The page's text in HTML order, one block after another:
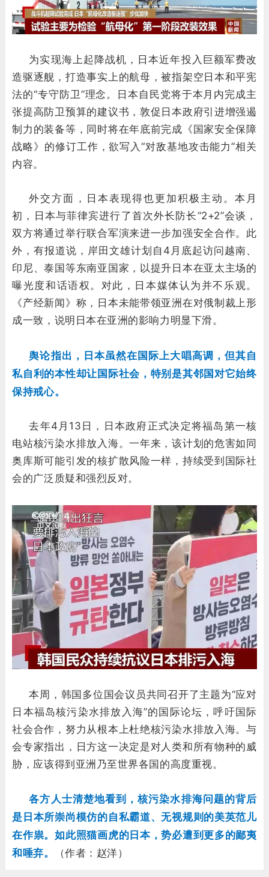
为实现海上起降战机，日本近年投入巨额军费改
造驱逐舰，打造事实上的航母，被指架空日本和平宪
法的“专守防卫”理念。日本自民党将于本月内完成主
张提高防卫预算的建议书，敦促日本政府引进增强遏
制力的装备等，同时将在年底前完成《国家安全保障
战略》的修订工作，欲写入“对敌基地攻击能力”相关
内容。
外交方面，日本表现得也更加积极主动。本月
初，日本与菲律宾进行了首次外长防长“2+2”会谈，
双方将通过举行联合军演来进一步加强安全合作。此
外，有报道说，岸田文雄计划自4月底起访问越南、
印尼、泰国等东南亚国家，以提升日本在亚太主场的
曝光度和话语权。对此，日本媒体认为并不乐观。
《产经新闻》称，日本未能带领亚洲在对俄制裁上形
成一致，说明日本在亚洲的影响力明显下滑。
舆论指出，日本虽然在国际上大唱高调，但其自
私自利的本性却让国际社会，特别是其邻国对它始终
保持戒心。
去年4月13日，日本政府正式决定将福岛第一核
电站核污染水排放入海。一年来，该计划的危害如同
奥库斯可能引发的核扩散风险一样，持续受到国际社
会的广泛质疑和强烈反对。
本周，韩国多位国会议员共同召开了主题为“应对
日本福岛核污染水排放入海”的国际论坛，呼吁国际
社会合作，努力从根本上杜绝核污染水排放入海。与
会专家指出，日方这一决定是对人类和所有物种的威
胁，应该得到亚洲乃至世界各国的高度重视。
各方人士清楚地看到，核污染水排海问题的背后
是日本所崇尚模仿的自私霸道、无视规则的美英范儿
在作祟。如此照猫画虎的日本，势必遭到更多的鄙夷
和唾弃。
（作者 ：赵洋）